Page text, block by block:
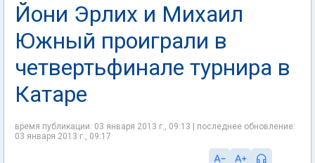
Йони Эрлих и Михаил
Южный проиграли в
четвертьфинале турнира в
Катаре
время публикации: 03 января 2013 г., 09:13 | последнее обновление:
03 января 2013 г., 09:17